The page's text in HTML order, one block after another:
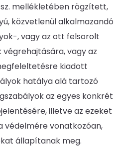
mellékletében rögzített,
közvetlenül alkalmazandó
, vagy az ott felsorolt
végrehajtására, vagy az
kiadott
hatálya alá tartozó
az egyes konkrét
illetve az ezeket
védelmére vonatkozóan,
állapítanak meg.